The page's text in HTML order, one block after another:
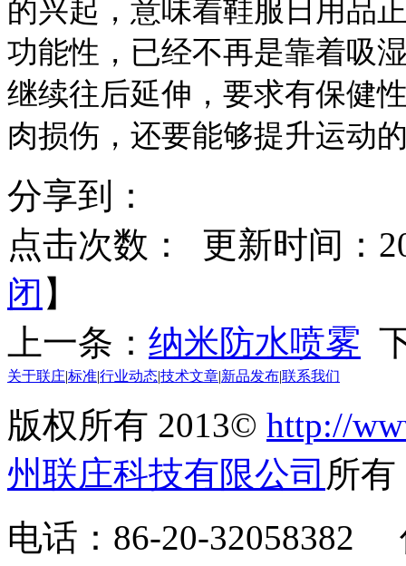
的兴起，意味着鞋服日用品
功能性，已经不再是靠着吸
继续往后延伸，要求有保健
肉损伤，还要能够提升运动
分享到：
点击次数：
更新时间：
闭 】
上一条： 纳米防水喷雾
关于联庄标准行业动态技术文章 新品发布联系我们
版权所有 2013© http://
州联庄科技有限公司 所
电话：86-20-32058382